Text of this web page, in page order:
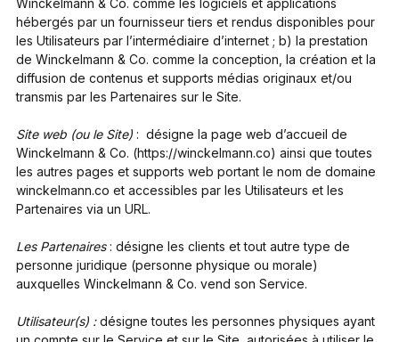
Winckelmann & Co. comme les logiciels et applications
hébergés par un fournisseur tiers et rendus disponibles pour
les Utilisateurs par l’intermédiaire d’internet ; b) la prestation
de Winckelmann & Co. comme la conception, la création et la
diffusion de contenus et supports médias originaux et/ou
transmis par les Partenaires sur le Site.
Site web (ou le Site) : désigne la page web d’accueil de
Winckelmann & Co. (https://winckelmann.co) ainsi que toutes
les autres pages et supports web portant le nom de domaine
winckelmann.co et accessibles par les Utilisateurs et les
Partenaires via un URL.
Les Partenaires : désigne les clients et tout autre type de
personne juridique (personne physique ou morale)
auxquelles Winckelmann & Co. vend son Service.
Utilisateur(s) :désigne toutes les personnes physiques ayant